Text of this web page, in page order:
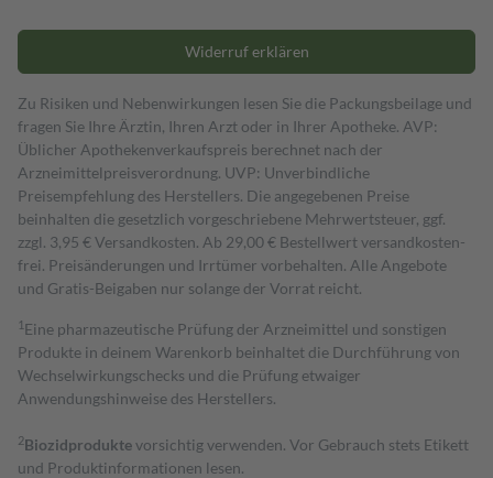
Widerruf erklären
Zu Risiken und Nebenwirkungen lesen Sie die Packungsbeilage und
fragen Sie Ihre Ärztin, Ihren Arzt oder in Ihrer Apotheke. AVP:
Üblicher Apothekenverkaufspreis berechnet nach der
Arzneimittelpreisverordnung. UVP: Unverbindliche
Preisempfehlung des Herstellers. Die angegebenen Preise
beinhalten die gesetzlich vorgeschriebene Mehrwertsteuer, ggf.
zzgl. 3,95 € Versandkosten. Ab 29,00 € Bestell­wert versand­kosten­
frei. Preisänderungen und Irrtümer vorbehalten. Alle Angebote
und Gratis-Beigaben nur solange der Vorrat reicht.
1 Eine pharmazeutische Prüfung der Arzneimittel und sonstigen
Produkte in deinem Warenkorb beinhaltet die Durchführung von
Wechselwirkungschecks und die Prüfung etwaiger
Anwendungshinweise des Herstellers.
2Biozidproduktevorsichtig verwenden. Vor Gebrauch stets Etikett
und Produktinformationen lesen.